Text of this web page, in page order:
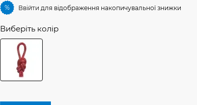
% Ввійти для відображення накопичувальної знижки
Виберіть колір